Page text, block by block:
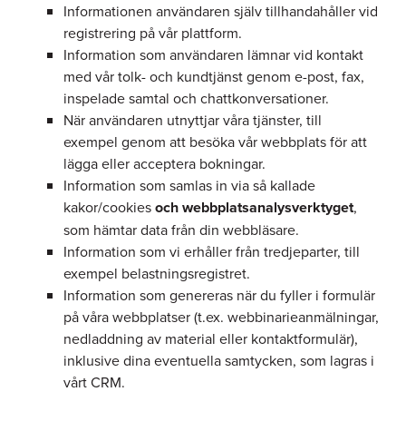
Informationen användaren själv tillhandahåller vid
registrering på vår plattform.
Information som användaren lämnar vid kontakt
med vår tolk- och kundtjänst genom e-post, fax,
inspelade samtal och chattkonversationer.
När användaren utnyttjar våra tjänster, till
exempel genom att besöka vår webbplats för att
lägga eller acceptera bokningar.
Information som samlas in via så kallade
kakor/cookiesoch webbplatsanalysverktyget,
som hämtar data från din webbläsare.
Information som vi erhåller från tredjeparter, till
exempel belastningsregistret.
Information som genereras när du fyller i formulär
på våra webbplatser (t.ex. webbinarieanmälningar,
nedladdning av material eller kontaktformulär),
inklusive dina eventuella samtycken, som lagras i
vårt CRM.